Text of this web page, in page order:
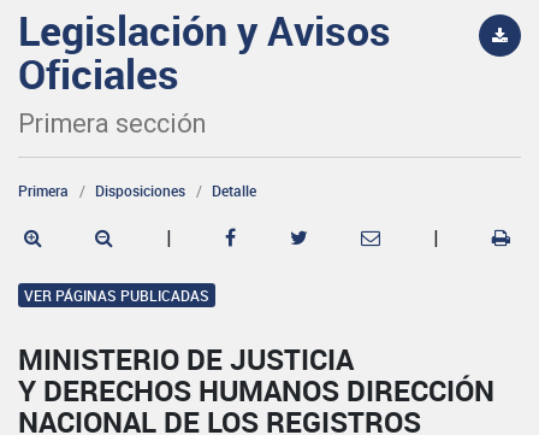
Legislación y Avisos
Oficiales
Primera sección
Primera Disposiciones Detalle
| |
VER PÁGINAS PUBLICADAS
MINISTERIO DE JUSTICIA
Y DERECHOS HUMANOS DIRECCIÓN
NACIONAL DE LOS REGISTROS